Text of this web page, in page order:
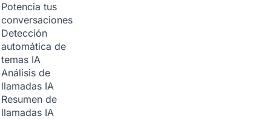
Potencia tus
conversaciones
Detección
automática de
temas IA
Análisis de
llamadas IA
Resumen de
llamadas IA